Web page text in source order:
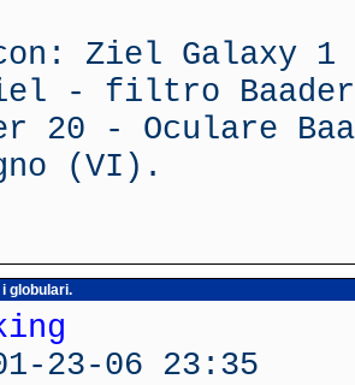
con: Ziel Galaxy
- filtro Baader
20 - Oculare
(VI).
globulari.
23-06 23:35